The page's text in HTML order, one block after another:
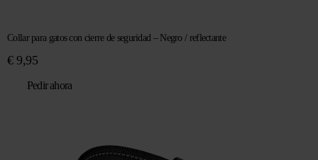
Collar para gatos con cierre de seguridad – Negro / reflectante
€9,95
Pedir ahora